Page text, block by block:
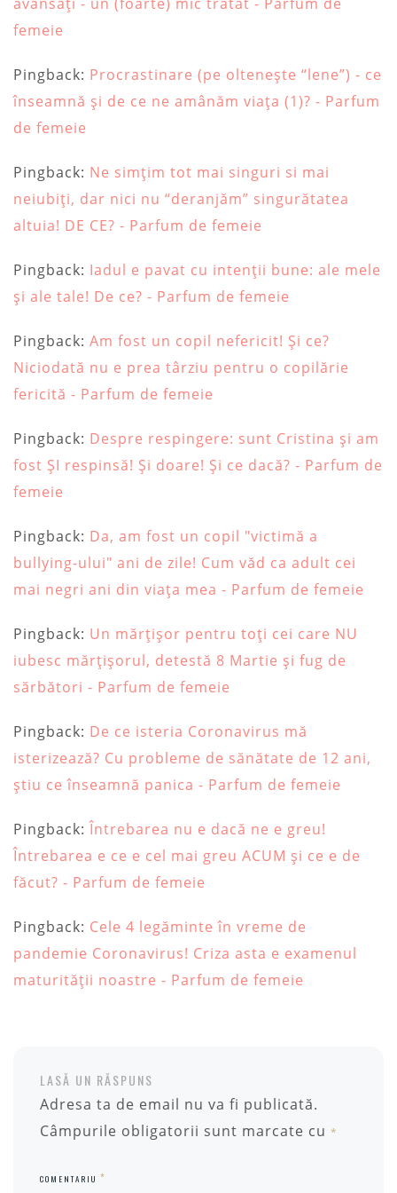
femeie
Pingback: Procrastinare (pe oltenește “lene”) - ce
înseamnă și de ce ne amânăm viața (1)? - Parfum
de femeie
Pingback: Ne simțim tot mai singuri si mai
neiubiți, dar nici nu “deranjăm” singurătatea
altuia! DE CE? - Parfum de femeie
Pingback: Iadul e pavat cu intenții bune: ale mele
și ale tale! De ce? - Parfum de femeie
Pingback: Am fost un copil nefericit! Și ce?
Niciodată nu e prea târziu pentru o copilărie
fericită - Parfum de femeie
Pingback: Despre respingere: sunt Cristina și am
fost ȘI respinsă! Și doare! Și ce dacă? - Parfum de
femeie
Pingback: Da, am fost un copil "victimă a
bullying-ului" ani de zile! Cum văd ca adult cei
mai negri ani din viața mea - Parfum de femeie
Pingback: Un mărțișor pentru toți cei care NU
iubesc mărțișorul, detestă 8 Martie și fug de
sărbători - Parfum de femeie
Pingback: De ce isteria Coronavirus mă
isterizează? Cu probleme de sănătate de 12 ani,
știu ce înseamnă panica - Parfum de femeie
Pingback:Întrebarea nu e dacă ne e greu!
Întrebarea e ce e cel mai greu ACUM și ce e de
făcut? - Parfum de femeie
Pingback: Cele 4 legăminte în vreme de
pandemie Coronavirus! Criza asta e examenul
maturității noastre - Parfum de femeie
LASĂ UN RĂSPUNS
Adresa ta de email nu va fi publicată.
Câmpurile obligatorii sunt marcate cu *
COMENTARIU *